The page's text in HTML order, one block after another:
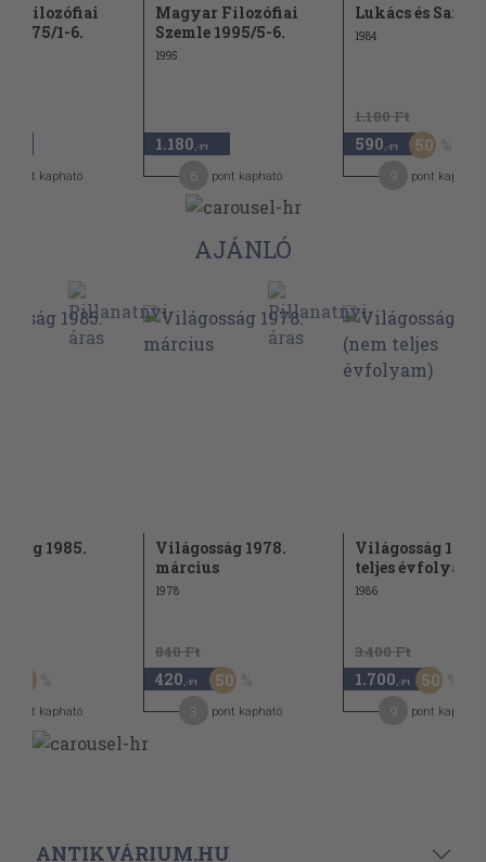
Filozófiai
1975/1-6.
pont kapható
Magyar Filozófiai
Szemle 1995/5-6.
1995
1.180 ,-Ft
pont kapható
Lukács és Sartre
1984
1.180 Ft
590 ,-Ft 50
pont kapható
AJÁNLÓ
1985.
pont kapható
Világosság 1978.
március
1978
840 Ft
420 ,-Ft 50
pont kapható
Világosság
teljes évfolyam)
1986
3.400 Ft
1.700 ,-Ft 50
pont kapható
ANTIKVÁRIUM.HU